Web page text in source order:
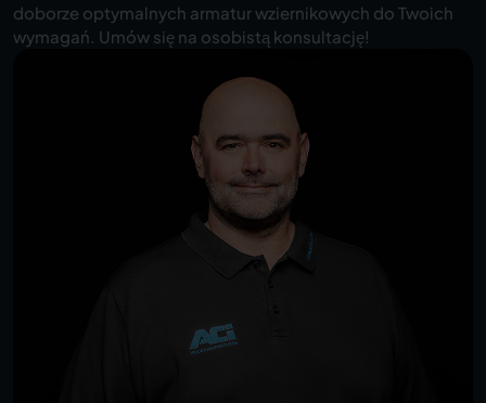
doborze optymalnych armatur wziernikowych do Twoich
wymagań. Umów się na osobistą konsultację!